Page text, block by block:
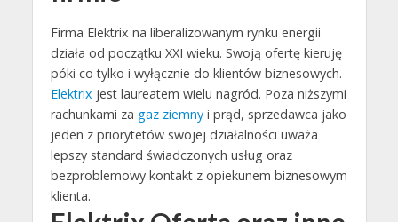
Firma Elektrix na liberalizowanym rynku energii
działa od początku XXI wieku. Swoją ofertę kieruję
póki co tylko i wyłącznie do klientów biznesowych.
Elektrix jest laureatem wielu nagród. Poza niższymi
rachunkami za gaz ziemnyi prąd, sprzedawca jako
jeden z priorytetów swojej działalności uważa
lepszy standard świadczonych usług oraz
bezproblemowy kontakt z opiekunem biznesowym
klienta.